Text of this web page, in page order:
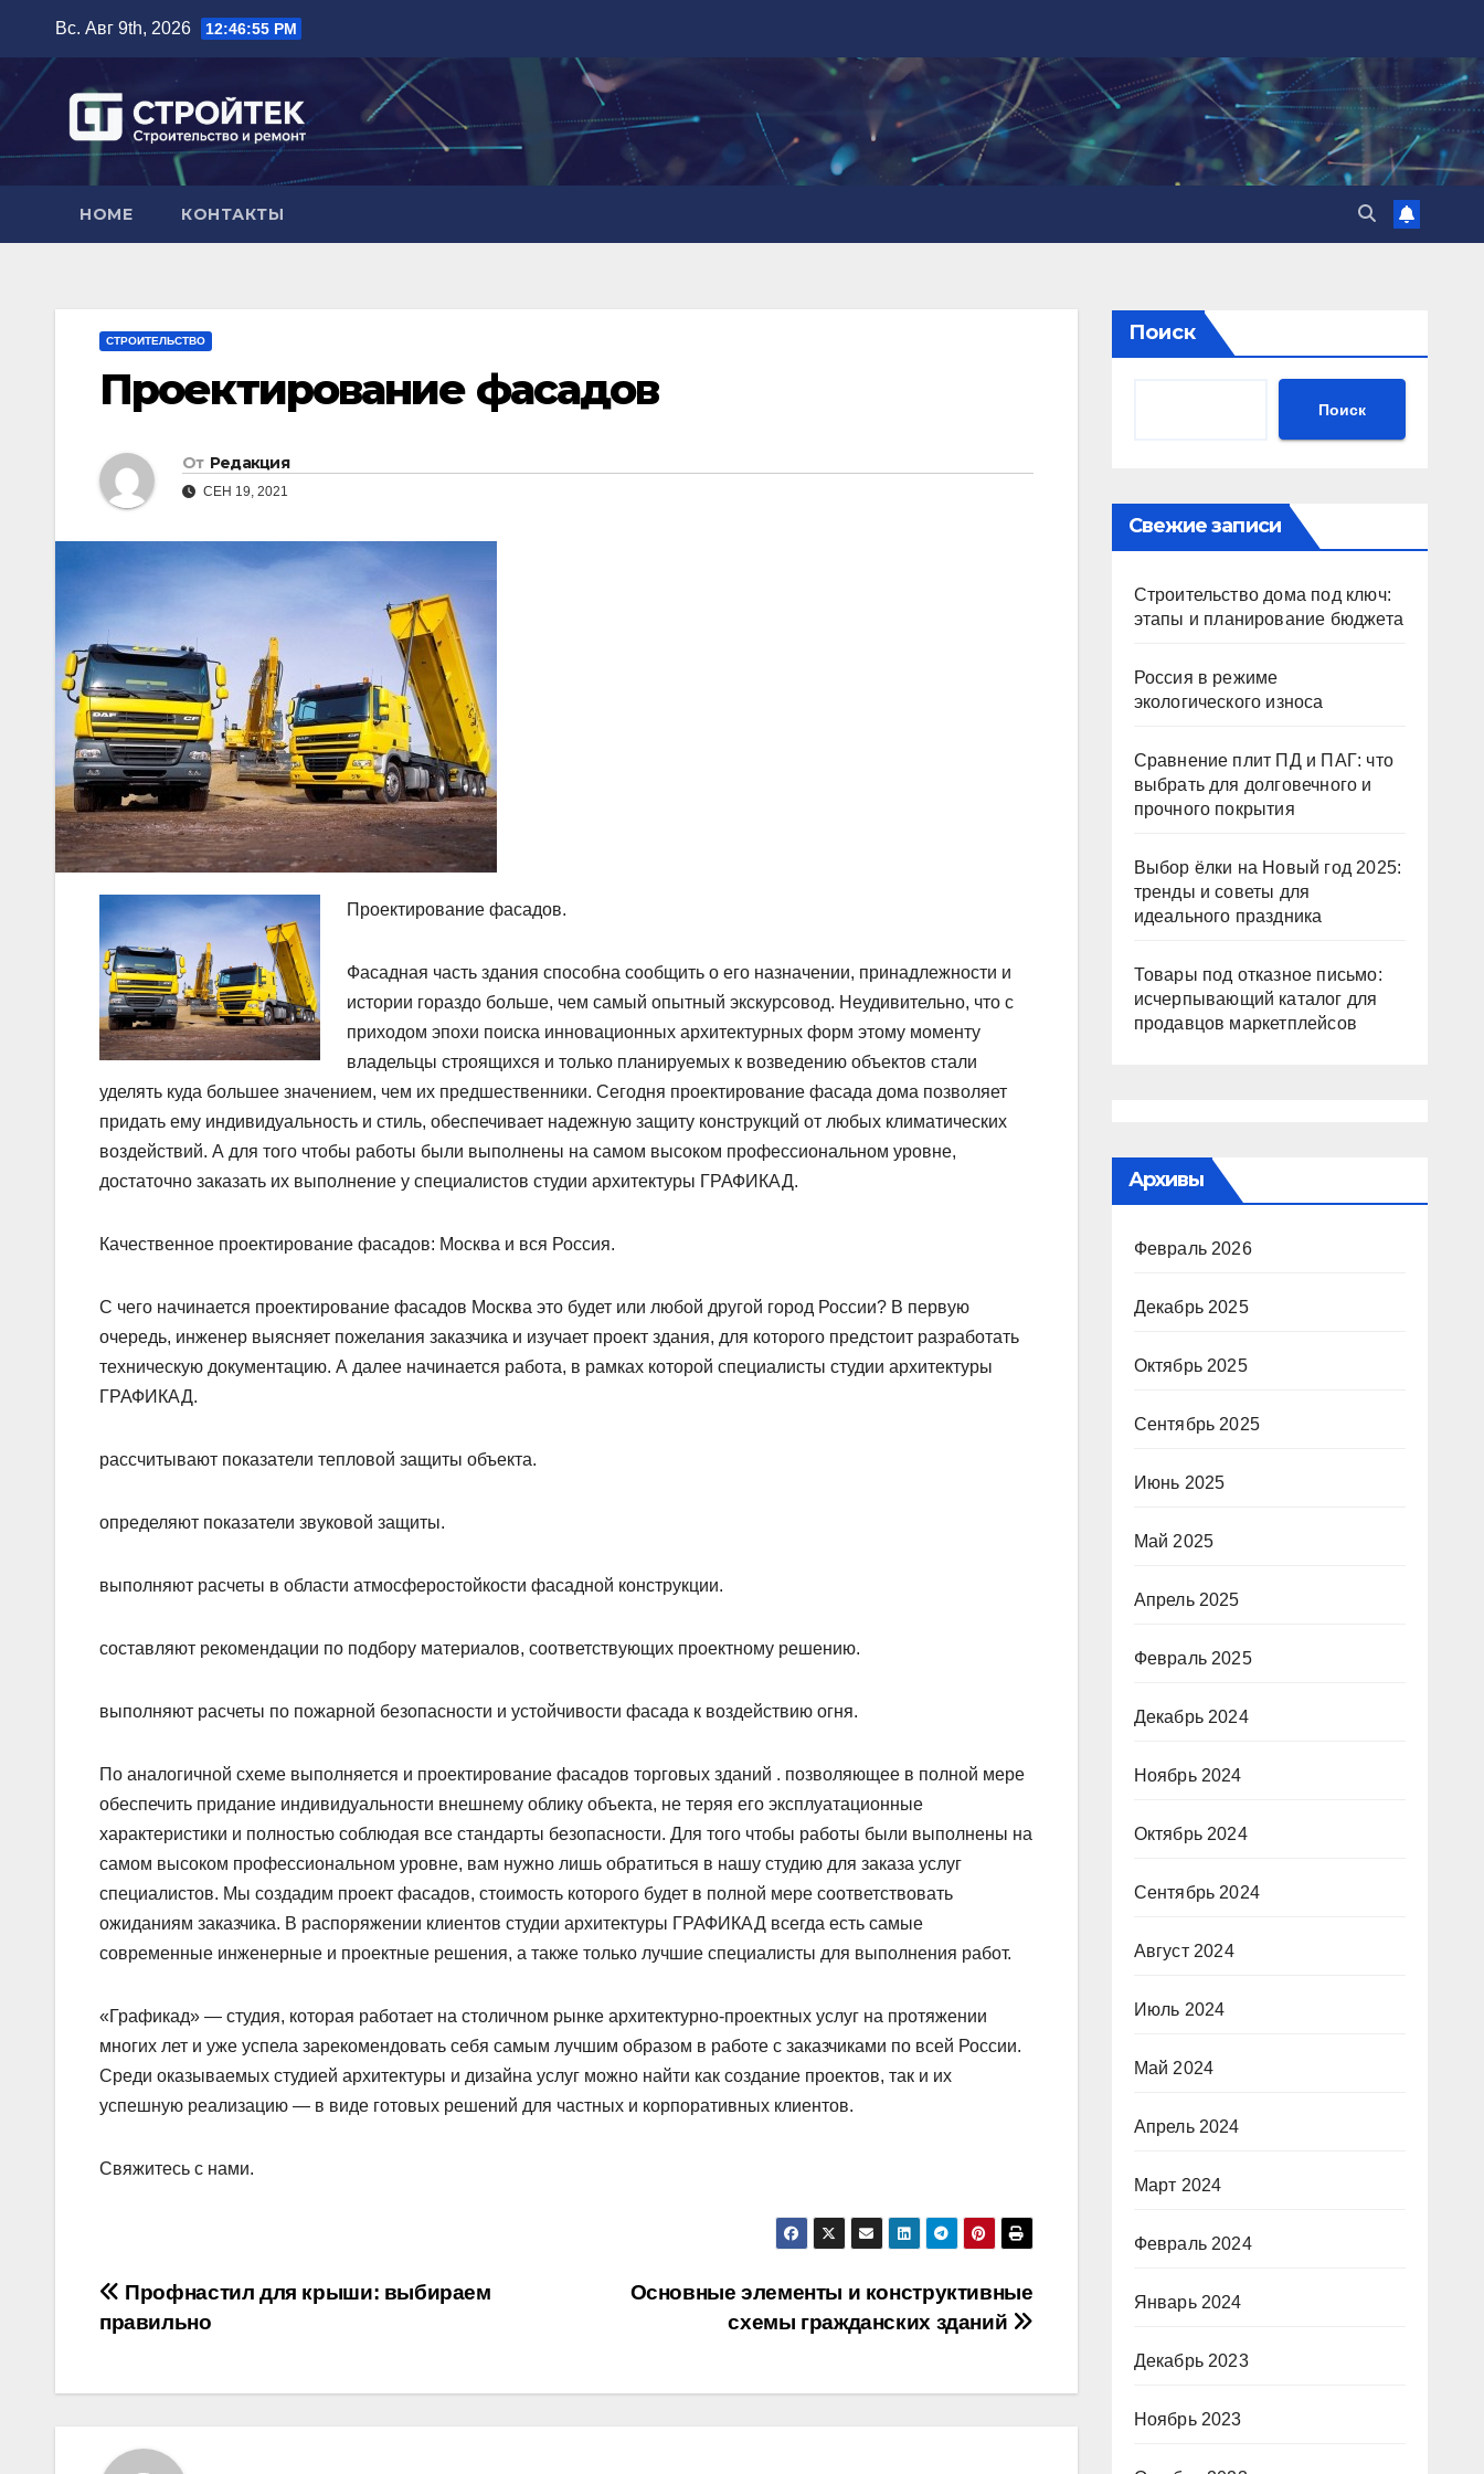
содержимому
Вс. Авг 9th, 2026 12:46:56 PM
HOME КОНТАКТЫ
СТРОИТЕЛЬСТВО
Проектирование фасадов
От Редакция
СЕН 19, 2021
Проектирование фасадов.
Фасадная часть здания способна сообщить о его назначении, принадлежности и
истории гораздо больше, чем самый опытный экскурсовод. Неудивительно, что с
приходом эпохи поиска инновационных архитектурных форм этому моменту
владельцы строящихся и только планируемых к возведению объектов стали
уделять куда большее значением, чем их предшественники. Сегодня проектирование фасада дома позволяет
придать ему индивидуальность и стиль, обеспечивает надежную защиту конструкций от любых климатических
воздействий. А для того чтобы работы были выполнены на самом высоком профессиональном уровне,
достаточно заказать их выполнение у специалистов студии архитектуры ГРАФИКАД.
Качественное проектирование фасадов: Москва и вся Россия.
С чего начинается проектирование фасадов Москва это будет или любой другой город России? В первую
очередь, инженер выясняет пожелания заказчика и изучает проект здания, для которого предстоит разработать
техническую документацию. А далее начинается работа, в рамках которой специалисты студии архитектуры
ГРАФИКАД.
рассчитывают показатели тепловой защиты объекта.
определяют показатели звуковой защиты.
выполняют расчеты в области атмосферостойкости фасадной конструкции.
составляют рекомендации по подбору материалов, соответствующих проектному решению.
выполняют расчеты по пожарной безопасности и устойчивости фасада к воздействию огня.
По аналогичной схеме выполняется и проектирование фасадов торговых зданий . позволяющее в полной мере
обеспечить придание индивидуальности внешнему облику объекта, не теряя его эксплуатационные
характеристики и полностью соблюдая все стандарты безопасности. Для того чтобы работы были выполнены на
самом высоком профессиональном уровне, вам нужно лишь обратиться в нашу студию для заказа услуг
специалистов. Мы создадим проект фасадов, стоимость которого будет в полной мере соответствовать
ожиданиям заказчика. В распоряжении клиентов студии архитектуры ГРАФИКАД всегда есть самые
современные инженерные и проектные решения, а также только лучшие специалисты для выполнения работ.
«Графикад» — студия, которая работает на столичном рынке архитектурно-проектных услуг на протяжении
многих лет и уже успела зарекомендовать себя самым лучшим образом в работе с заказчиками по всей России.
Среди оказываемых студией архитектуры и дизайна услуг можно найти как создание проектов, так и их
успешную реализацию — в виде готовых решений для частных и корпоративных клиентов.
Свяжитесь с нами.
Навигация
по
записям
Основные элементы и конструктивные
схемы гражданских зданий
Профнастил для крыши: выбираем
правильно
Поиск
Поиск
Свежие записи
Строительство дома под ключ:
этапы и планирование бюджета
Россия в режиме
экологического износа
Сравнение плит ПД и ПАГ: что
выбрать для долговечного и
прочного покрытия
Выбор ёлки на Новый год 2025:
тренды и советы для
идеального праздника
Товары под отказное письмо:
исчерпывающий каталог для
продавцов маркетплейсов
Архивы
Февраль 2026
Декабрь 2025
Октябрь 2025
Сентябрь 2025
Июнь 2025
Май 2025
Апрель 2025
Февраль 2025
Декабрь 2024
Ноябрь 2024
Октябрь 2024
Сентябрь 2024
Август 2024
Июль 2024
Май 2024
Апрель 2024
Март 2024
Февраль 2024
Январь 2024
Декабрь 2023
Ноябрь 2023